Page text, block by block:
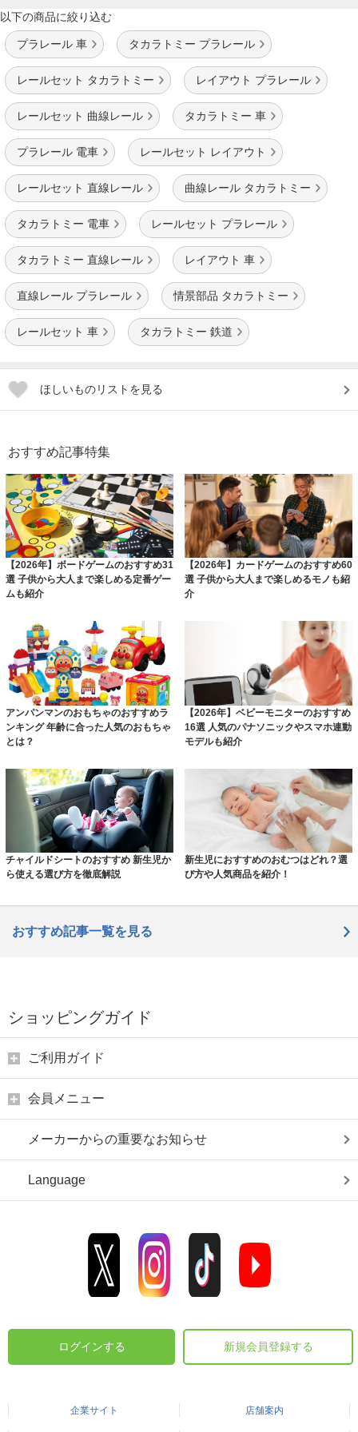
以下の商品に絞り込む
プラレール 車 タカラトミー プラレール
レールセット タカラトミー レイアウト プラレール
レールセット 曲線レール タカラトミー 車
プラレール 電車 レールセット レイアウト
レールセット 直線レール 曲線レール タカラトミー
タカラトミー 電車 レールセット プラレール
タカラトミー 直線レール レイアウト 車
直線レール プラレール 情景部品 タカラトミー
レールセット 車 タカラトミー 鉄道
ほしいものリストを見る
おすすめ記事特集
【2026年】ボードゲームのおすすめ31
選 子供から大人まで楽しめる定番ゲー
ムも紹介
【2026年】カードゲームのおすすめ60
選 子供から大人まで楽しめるモノも紹
介
アンパンマンのおもちゃのおすすめラ
ンキング 年齢に合った人気のおもちゃ
とは？
【2026年】ベビーモニターのおすすめ
16選 人気のパナソニックやスマホ連動
モデルも紹介
チャイルドシートのおすすめ 新生児か
ら使える選び方を徹底解説
新生児におすすめのおむつはどれ？選
び方や人気商品を紹介！
おすすめ記事一覧を見る
ショッピングガイド
ご利用ガイド
会員メニュー
メーカーからの重要なお知らせ
Language
ログインする 新規会員登録する
企業サイト 店舗案内